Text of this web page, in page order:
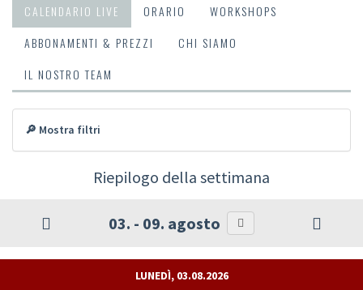
CALENDARIO LIVE ORARIO
WORKSHOPS
ABBONAMENTI & PREZZI
CHI SIAMO
IL NOSTRO TEAM
🔎 Mostra filtri
Riepilogo della settimana
03. - 09. agosto
LUNEDÌ, 03.08.2026